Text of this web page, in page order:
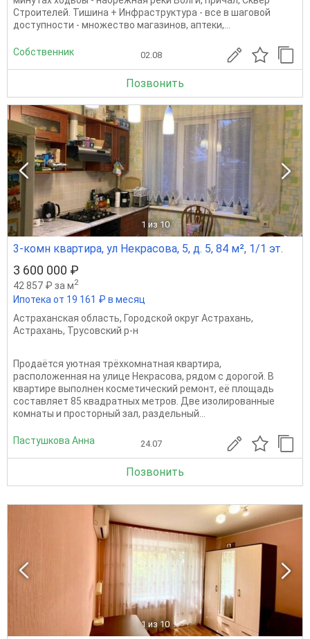
Строителей. Тишина + Инфраструктура - все в шаговой
доступности - множество магазинов, аптеки,...
Собственник 02.08
Позвонить
1 из 10
3-комн квартира, ул Некрасова, 5, д. 5, 84 м², 1/1 эт.
3 600 000 ₽
42 857 ₽ за м2
Ипотека от 19 161 ₽ в месяц
Астраханская область, Городской округ Астрахань,
Астрахань, Трусовский р-н
Продаётся уютная трёхкомнатная квартира,
расположенная на улице Некрасова, рядом с дорогой. В
квартире выполнен косметический ремонт, её площадь
составляет 85 квадратных метров. Две изолированные
комнаты и просторный зал, раздельный...
Пастушкова Анна 24.07
Позвонить
1 из 10